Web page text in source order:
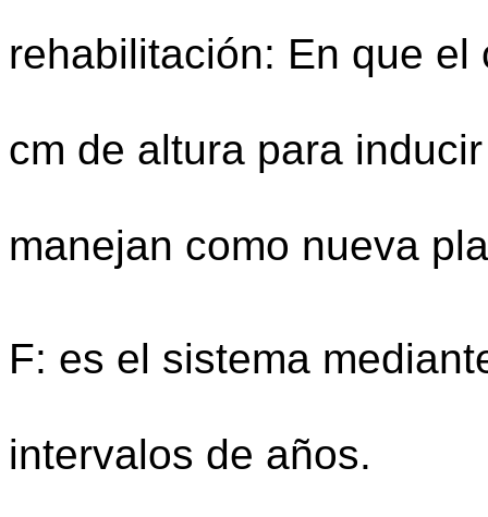
rehabilitación: En que el
cm de altura para
manejan como nueva
F: es el sistema
intervalos de años.